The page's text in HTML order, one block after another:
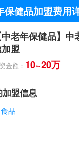
保健品加盟费用
中老年保健品】
盟
金额： 10~20万
盟信息
品